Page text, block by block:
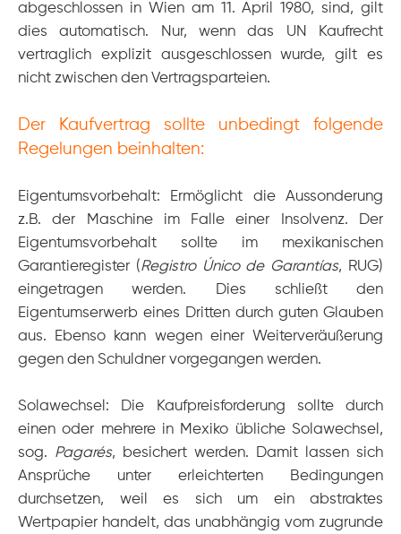
Öffnungszeiten
Mo-Fr 08:00-16:00
Sprache
Anfahrt vCard QR-Code Bookmark
Verwaltet mit HomepageEasy
abgeschlossen in Wien am 11. April 1980, sind, gilt
dies automatisch. Nur, wenn das UN Kaufrecht
vertraglich explizit ausgeschlossen wurde, gilt es
nicht zwischen den Vertragsparteien.
Der Kaufvertrag sollte unbedingt folgende
Regelungen beinhalten:
Eigentumsvorbehalt: Ermöglicht die Aussonderung
z.B. der Maschine im Falle einer Insolvenz. Der
Eigentumsvorbehalt sollte im mexikanischen
Garantieregister (Registro Único de Garantías, RUG)
eingetragen werden. Dies schließt den
Eigentumserwerb eines Dritten durch guten Glauben
aus. Ebenso kann wegen einer Weiterveräußerung
gegen den Schuldner vorgegangen werden.
Solawechsel: Die Kaufpreisforderung sollte durch
einen oder mehrere in Mexiko übliche Solawechsel,
sog. Pagarés, besichert werden. Damit lassen sich
Ansprüche unter erleichterten Bedingungen
durchsetzen, weil es sich um ein abstraktes
Wertpapier handelt, das unabhängig vom zugrunde